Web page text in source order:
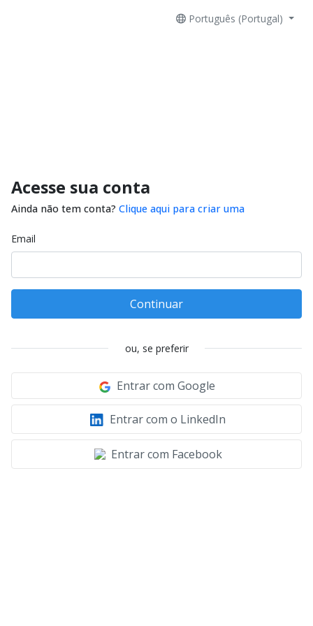
Português (Portugal)
Acesse sua conta
Ainda não tem conta? Clique aqui para criar uma
Email
Continuar
ou, se preferir
Entrar com Google
Entrar com o LinkedIn
Entrar com Facebook